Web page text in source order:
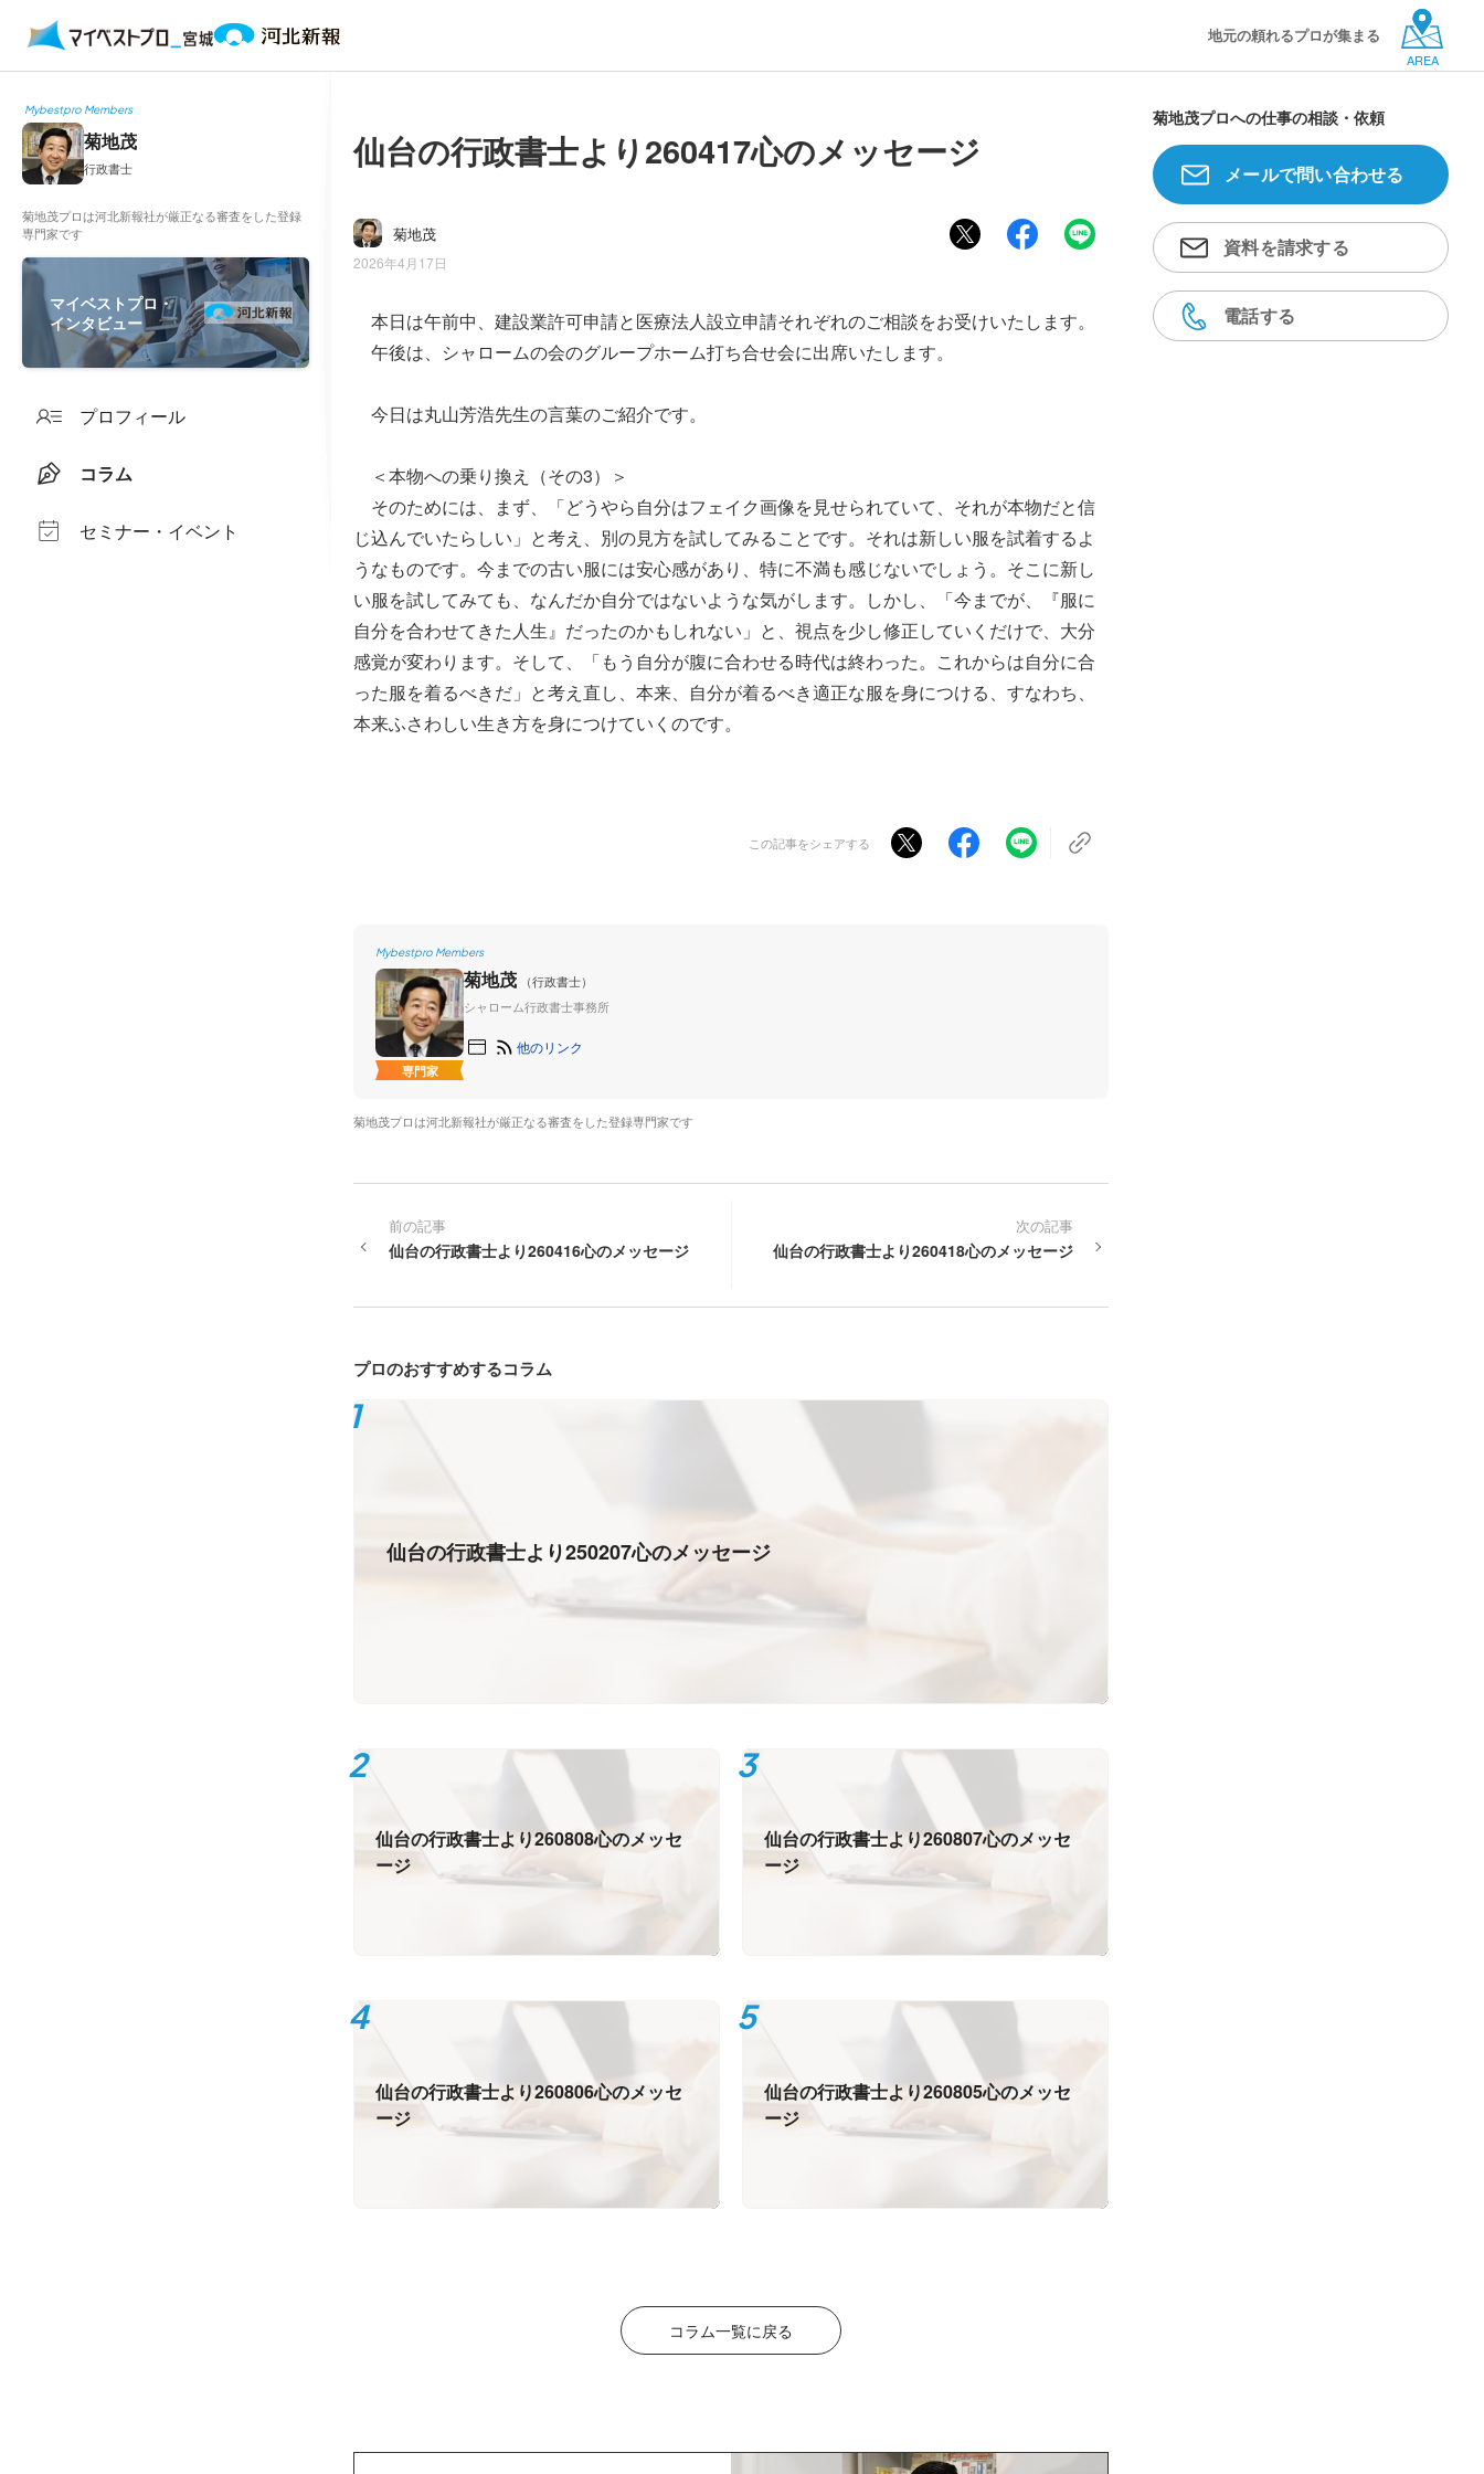
地元の頼れるプロが集まる
AREA
Mybestpro Members
菊地茂
行政書士
菊地茂プロは河北新報社が厳正なる審査をした登録
専門家です
マイベストプロ・
インタビュー
プロフィール
コラム
セミナー・イベント
仙台の行政書士より260417心のメッセージ
菊地茂
2026年4月17日
本日は午前中、建設業許可申請と医療法人設立申請それぞれのご相談をお受けいたします。
午後は、シャロームの会のグループホーム打ち合せ会に出席いたします。
今日は丸山芳浩先生の言葉のご紹介です。
＜本物への乗り換え（その3）＞
そのためには、まず、「どうやら自分はフェイク画像を見せられていて、それが本物だと信
じ込んでいたらしい」と考え、別の見方を試してみることです。それは新しい服を試着するよ
うなものです。今までの古い服には安心感があり、特に不満も感じないでしょう。そこに新し
い服を試してみても、なんだか自分ではないような気がします。しかし、「今までが、『服に
自分を合わせてきた人生』だったのかもしれない」と、視点を少し修正していくだけで、大分
感覚が変わります。そして、「もう自分が腹に合わせる時代は終わった。これからは自分に合
った服を着るべきだ」と考え直し、本来、自分が着るべき適正な服を身につける、すなわち、
本来ふさわしい生き方を身につけていくのです。
この記事をシェアする
Mybestpro Members
専門家
菊地茂
（行政書士）
シャローム行政書士事務所
他のリンク
菊地茂プロは河北新報社が厳正なる審査をした登録専門家です
前の記事
仙台の行政書士より260416心のメッセージ
次の記事
仙台の行政書士より260418心のメッセージ
プロのおすすめするコラム
仙台の行政書士より250207心のメッセージ
仙台の行政書士より260808心のメッセ
ージ
仙台の行政書士より260807心のメッセ
ージ
仙台の行政書士より260806心のメッセ
ージ
仙台の行政書士より260805心のメッセ
ージ
コラム一覧に戻る
菊地茂プロへの仕事の相談・依頼
メールで問い合わせる
資料を請求する
電話する